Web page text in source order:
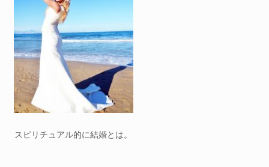
スピリチュアル的に結婚とは。